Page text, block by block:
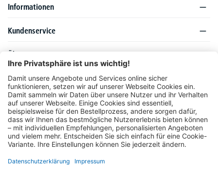
Informationen
Kundenservice
Über DELTA-V
Produktsortiment
Ratgeber
Folgen Sie uns auch auf
Unser Angebot richtet sich ausschließlich an Industrie, Handel, Gewerbe und